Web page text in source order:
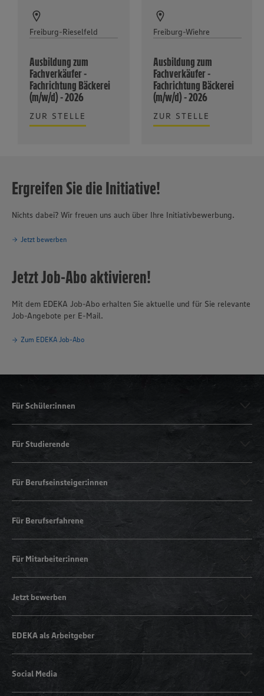
Freiburg-Rieselfeld
Ausbildung zum
Fachverkäufer -
Fachrichtung Bäckerei
(m/w/d) - 2026
ZUR STELLE
Freiburg-Wiehre
Ausbildung zum
Fachverkäufer -
Fachrichtung Bäckerei
(m/w/d) - 2026
ZUR STELLE
Ergreifen Sie die Initiative!
Nichts dabei? Wir freuen uns auch über Ihre Initiativbewerbung.
Jetzt bewerben
Jetzt Job-Abo aktivieren!
Mit dem EDEKA Job-Abo erhalten Sie aktuelle und für Sie relevante
Job-Angebote per E-Mail.
Zum EDEKA Job-Abo
Für Schüler:innen
Für Studierende
Für Berufseinsteiger:innen
Für Berufserfahrene
Für Mitarbeiter:innen
Jetzt bewerben
EDEKA als Arbeitgeber
Social Media